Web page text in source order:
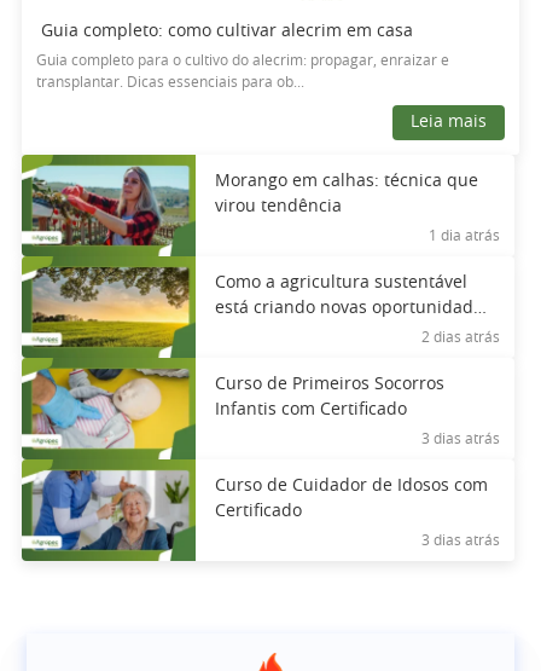
Guia completo: como cultivar alecrim em casa
Guia completo para o cultivo do alecrim: propagar, enraizar e
transplantar. Dicas essenciais para ob...
Leia mais
Morango em calhas: técnica que
virou tendência
1 dia atrás
Como a agricultura sustentável
está criando novas oportunidades
2 dias atrás
Curso de Primeiros Socorros
Infantis com Certificado
3 dias atrás
Curso de Cuidador de Idosos com
Certificado
3 dias atrás